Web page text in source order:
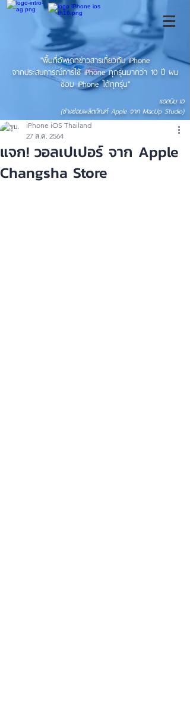
"พื้นที่อัพเดทข่าวสารเกี่ยวกับ iPhone
จากประสบการณ์การใช้ iPhone ทุกรุ่นมากว่า 10 ปี ผม
ซ่อม iPhone ได้ทุกรุ่น"
แอดมิน เอ
(ช่างซ่อมผลิตภัณฑ์ Apple จาก MacUp Studio)
แจก! วอลเปเปอร์ จาก Apple
Changsha Store
iPhone iOS Thailand
27 ส.ค. 2564